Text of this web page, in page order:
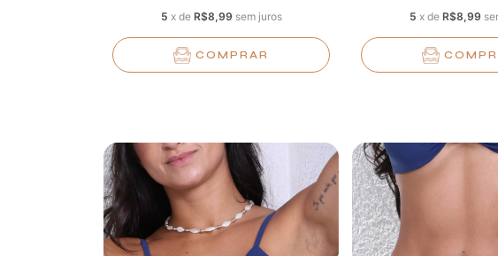
5 x de R$8,99 sem juros
COMPRAR
5 x de R$8,99